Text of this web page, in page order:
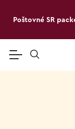
Poštovné SR